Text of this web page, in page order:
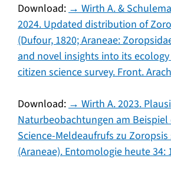
Download: → Wirth A. &
2024. Updated distribution of
(Dufour, 1820; Araneae:
and novel insights into its
citizen science survey. Front.
Download: → Wirth A. 2023.
Naturbeobachtungen am Beispiel
Science-Meldeaufrufs zu
(Araneae). Entomologie heute 34: